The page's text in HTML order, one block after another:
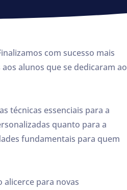
com sucesso mais
alunos que se dedicaram ao
técnicas essenciais para a
quanto para a
fundamentais para quem
alicerce para novas